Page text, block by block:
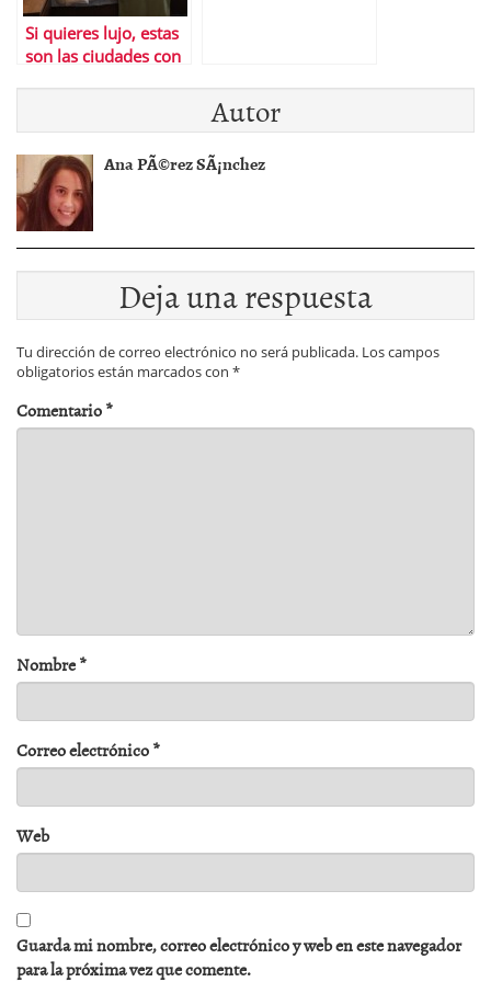
Si quieres lujo, estas
son las ciudades con
Autor
Ana PÃ©rez SÃ¡nchez
Deja una respuesta
Tu dirección de correo electrónico no será publicada. Los campos
obligatorios están marcados con *
Comentario*
Nombre*
Correo electrónico*
Web
Guarda mi nombre, correo electrónico y web en este navegador
para la próxima vez que comente.